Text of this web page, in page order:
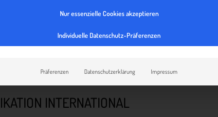
INTERNATIONAL
Nur essenzielle Cookies akzeptieren
Individuelle Datenschutz-Präferenzen
Präferenzen Datenschutzerklärung Impressum